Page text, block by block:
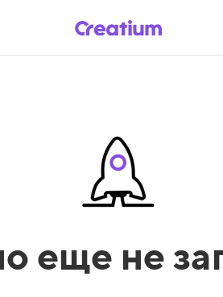
еще не